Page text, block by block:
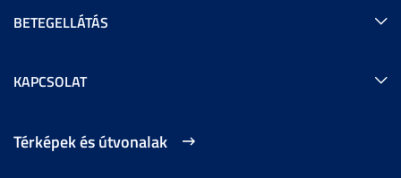
BETEGELLÁTÁS
KAPCSOLAT
Térképek és útvonalak